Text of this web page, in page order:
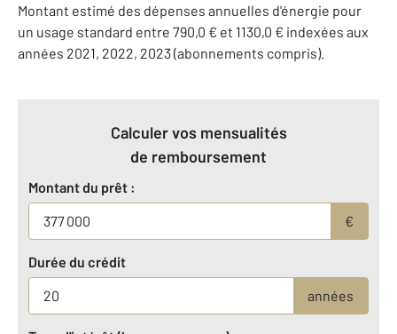
Montant estimé des dépenses annuelles d'énergie pour
un usage standard entre 790,0 € et 1130,0 € indexées aux
années 2021, 2022, 2023 (abonnements compris).
Calculer vos mensualités
de remboursement
Montant du prêt :
€
Durée du crédit
années